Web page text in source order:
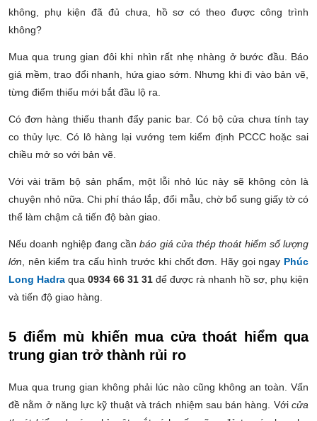
không, phụ kiện đã đủ chưa, hồ sơ có theo được công trình
không?
Mua qua trung gian đôi khi nhìn rất nhẹ nhàng ở bước đầu. Báo
giá mềm, trao đổi nhanh, hứa giao sớm. Nhưng khi đi vào bản vẽ,
từng điểm thiếu mới bắt đầu lộ ra.
Có đơn hàng thiếu thanh đẩy panic bar. Có bộ cửa chưa tính tay
co thủy lực. Có lô hàng lại vướng tem kiểm định PCCC hoặc sai
chiều mở so với bản vẽ.
Với vài trăm bộ sản phẩm, một lỗi nhỏ lúc này sẽ không còn là
chuyện nhỏ nữa. Chi phí tháo lắp, đổi mẫu, chờ bổ sung giấy tờ có
thể làm chậm cả tiến độ bàn giao.
Nếu doanh nghiệp đang cầnbáo giá cửa thép thoát hiểm số lượng
lớn , nên kiểm tra cấu hình trước khi chốt đơn. Hãy gọi ngay Phúc
Long Hadra qua 0934 66 31 31 để được rà nhanh hồ sơ, phụ kiện
và tiến độ giao hàng.
5 điểm mù khiến mua cửa thoát hiểm qua
trung gian trở thành rủi ro
Mua qua trung gian không phải lúc nào cũng không an toàn. Vấn
đề nằm ở năng lực kỹ thuật và trách nhiệm sau bán hàng. Với cửa